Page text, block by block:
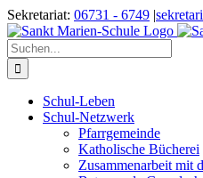
Zum
Inhalt
springen
Sekretariat: 06731 - 6749 |
Suche
nach:
Schul-Leben
Schul-Netzwerk
Pfarrgemeinde
Katholische Bücherei
Zusammenarbeit mit